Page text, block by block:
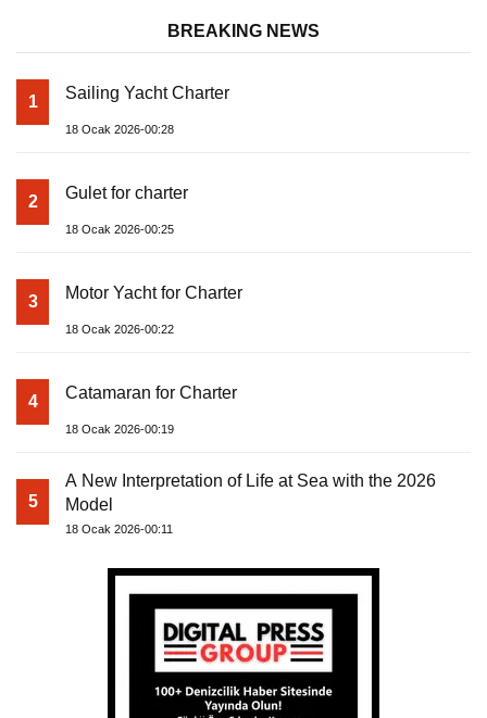
BREAKING NEWS
1 Sailing Yacht Charter
18 Ocak 2026-00:28
2 Gulet for charter
18 Ocak 2026-00:25
3 Motor Yacht for Charter
18 Ocak 2026-00:22
4 Catamaran for Charter
18 Ocak 2026-00:19
5
A New Interpretation of Life at Sea with the 2026
Model
18 Ocak 2026-00:11